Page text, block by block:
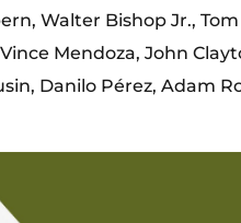
Walter Bishop Jr.,
Mendoza, John
Danilo Pérez, Adam